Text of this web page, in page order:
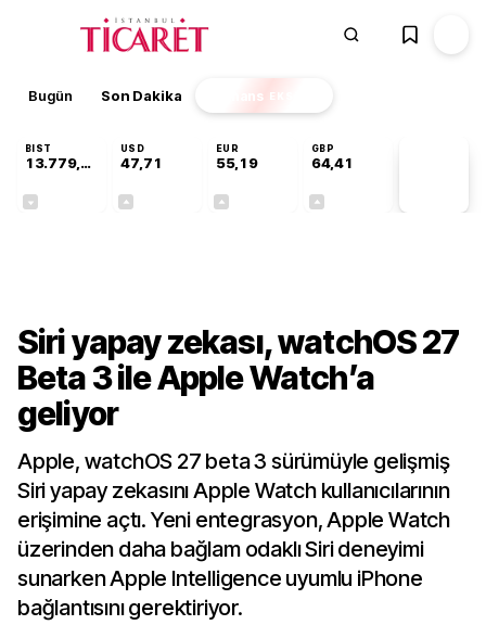
Bugün Son Dakika Finans EKSTRA
BIST
13.779,39
USD
47,71
EUR
55,19
GBP
64,41
Siri yapay zekası, watchOS 27
Beta 3 ile Apple Watch’a
geliyor
Apple, watchOS 27 beta 3 sürümüyle gelişmiş
Siri yapay zekasını Apple Watch kullanıcılarının
erişimine açtı. Yeni entegrasyon, Apple Watch
üzerinden daha bağlam odaklı Siri deneyimi
sunarken Apple Intelligence uyumlu iPhone
bağlantısını gerektiriyor.